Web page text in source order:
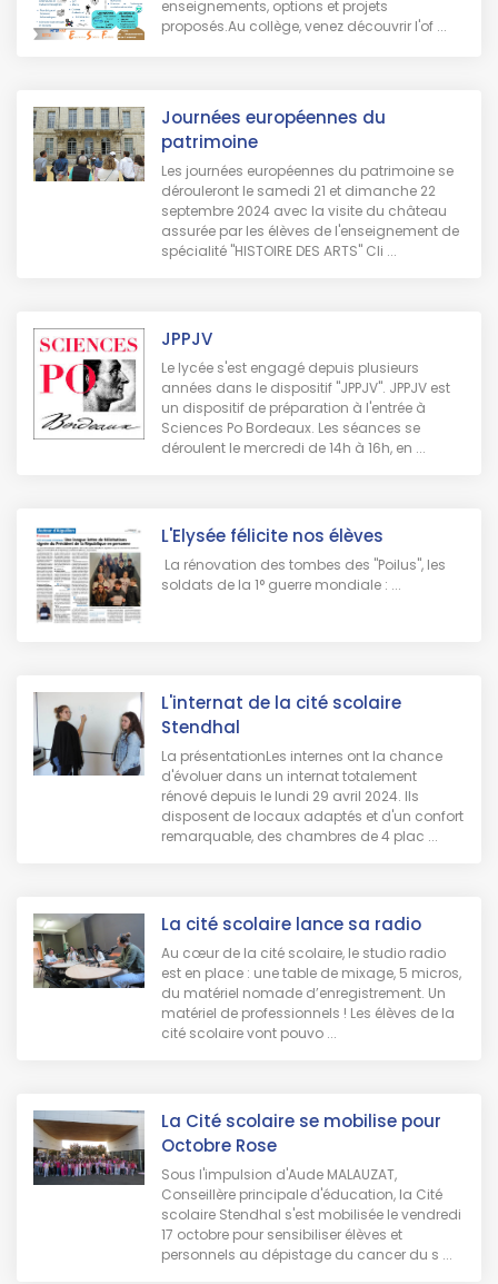
enseignements, options et projets
proposés.Au collège, venez découvrir l'of ...
Journées européennes du
patrimoine
Les journées européennes du patrimoine se
dérouleront le samedi 21 et dimanche 22
septembre 2024 avec la visite du château
assurée par les élèves de l'enseignement de
spécialité "HISTOIRE DES ARTS" Cli ...
JPPJV
Le lycée s'est engagé depuis plusieurs
années dans le dispositif "JPPJV". JPPJV est
un dispositif de préparation à l'entrée à
Sciences Po Bordeaux. Les séances se
déroulent le mercredi de 14h à 16h, en ...
L'Elysée félicite nos élèves
La rénovation des tombes des "Poilus", les
soldats de la 1° guerre mondiale : ...
L'internat de la cité scolaire
Stendhal
La présentationLes internes ont la chance
d'évoluer dans un internat totalement
rénové depuis le lundi 29 avril 2024. Ils
disposent de locaux adaptés et d'un confort
remarquable, des chambres de 4 plac ...
La cité scolaire lance sa radio
Au cœur de la cité scolaire, le studio radio
est en place : une table de mixage, 5 micros,
du matériel nomade d’enregistrement. Un
matériel de professionnels ! Les élèves de la
cité scolaire vont pouvo ...
La Cité scolaire se mobilise pour
Octobre Rose
Sous l'impulsion d'Aude MALAUZAT,
Conseillère principale d'éducation, la Cité
scolaire Stendhal s'est mobilisée le vendredi
17 octobre pour sensibiliser élèves et
personnels au dépistage du cancer du s ...